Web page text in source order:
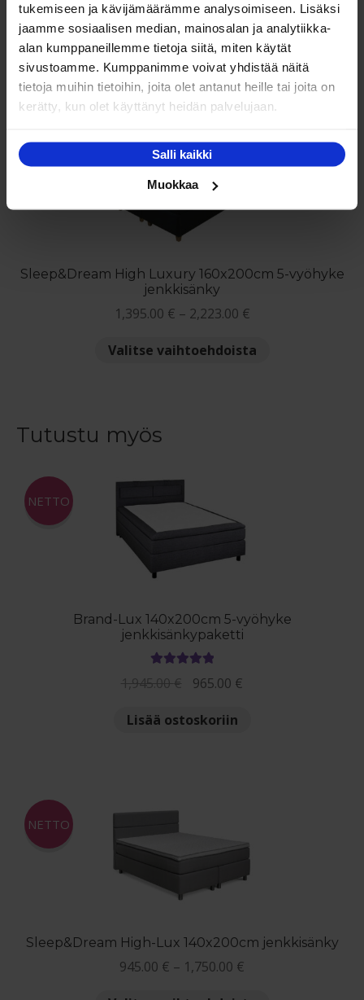
tukemiseen ja kävijämäärämme analysoimiseen. Lisäksi
jaamme sosiaalisen median, mainosalan ja analytiikka-
alan kumppaneillemme tietoja siitä, miten käytät
sivustoamme. Kumppanimme voivat yhdistää näitä
tietoja muihin tietoihin, joita olet antanut heille tai joita on
kerätty, kun olet käyttänyt heidän palvelujaan.
Salli kaikki
Muokkaa
1,395.00€ – 1,914.00€Hintaluokka:
1,395.00 €
-
1,914.00 €
Valitse vaihtoehdoista
Tällä
tuotteella
on
useampi
tehdä
tuotteen
Sleep&Dream High Luxury 160x200cm 5-vyöhyke
jenkkisänky
1,395.00 € – 2,223.00 €
-
Valitse vaihtoehdoista
Tutustu myös
Brand-Lux 140x200cm 5-vyöhyke
jenkkisänkypaketti
NETTO
1,945.00€
Alkuperäinen
oli:
965.00 €
Lisää ostoskoriin
Sleep&Dream High-Lux 140x200cm jenkkisänky
NETTO
945.00 € – 1,750.00 €